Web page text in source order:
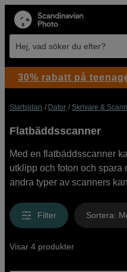
Hej, vad söker du efter?
Startsidan Dator Skrivare &
Flatbäddsscanner
Med en flatbäddsscanner
utklipp och foton och spara
andra typer av scanners
scanners för
flatbäddsscanner för
Plustek hos oss, direkt
Filter Sortera:
Visar 4 produkter
30% rabatt på